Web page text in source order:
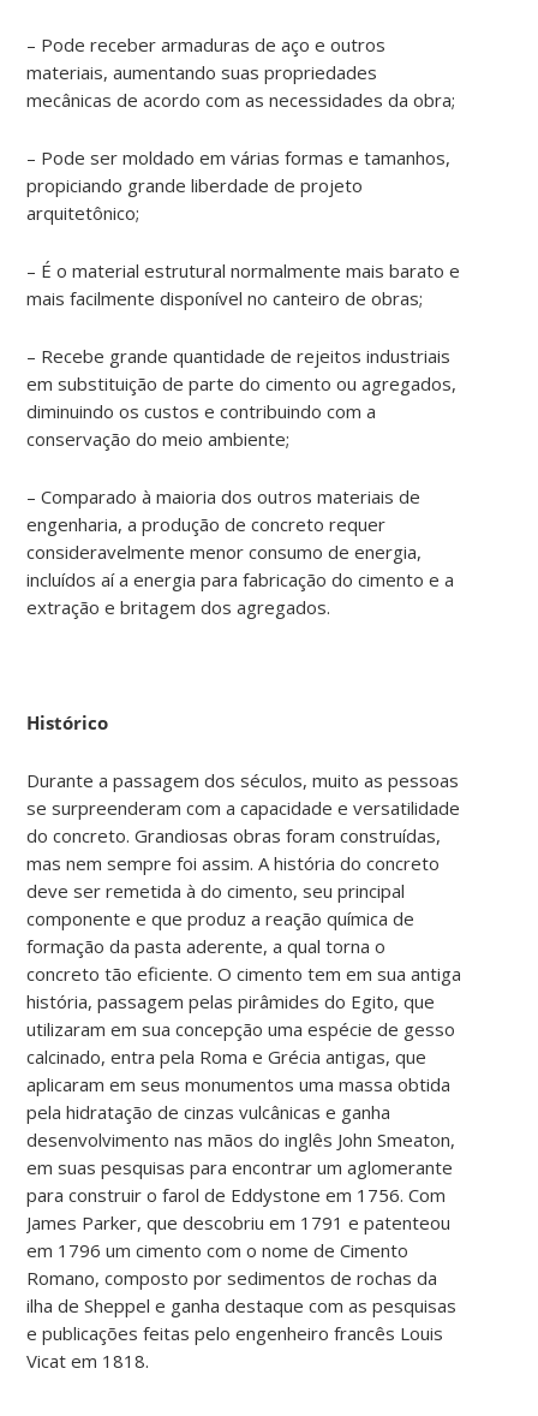
– Pode receber armaduras de aço e outros
materiais, aumentando suas propriedades
mecânicas de acordo com as necessidades da obra;
– Pode ser moldado em várias formas e tamanhos,
propiciando grande liberdade de projeto
arquitetônico;
– É o material estrutural normalmente mais barato e
mais facilmente disponível no canteiro de obras;
– Recebe grande quantidade de rejeitos industriais
em substituição de parte do cimento ou agregados,
diminuindo os custos e contribuindo com a
conservação do meio ambiente;
– Comparado à maioria dos outros materiais de
engenharia, a produção de concreto requer
consideravelmente menor consumo de energia,
incluídos aí a energia para fabricação do cimento e a
extração e britagem dos agregados.
Histórico
Durante a passagem dos séculos, muito as pessoas
se surpreenderam com a capacidade e versatilidade
do concreto. Grandiosas obras foram construídas,
mas nem sempre foi assim. A história do concreto
deve ser remetida à do cimento, seu principal
componente e que produz a reação química de
formação da pasta aderente, a qual torna o
concreto tão eficiente. O cimento tem em sua antiga
história, passagem pelas pirâmides do Egito, que
utilizaram em sua concepção uma espécie de gesso
calcinado, entra pela Roma e Grécia antigas, que
aplicaram em seus monumentos uma massa obtida
pela hidratação de cinzas vulcânicas e ganha
desenvolvimento nas mãos do inglês John Smeaton,
em suas pesquisas para encontrar um aglomerante
para construir o farol de Eddystone em 1756. Com
James Parker, que descobriu em 1791 e patenteou
em 1796 um cimento com o nome de Cimento
Romano, composto por sedimentos de rochas da
ilha de Sheppel e ganha destaque com as pesquisas
e publicações feitas pelo engenheiro francês Louis
Vicat em 1818.